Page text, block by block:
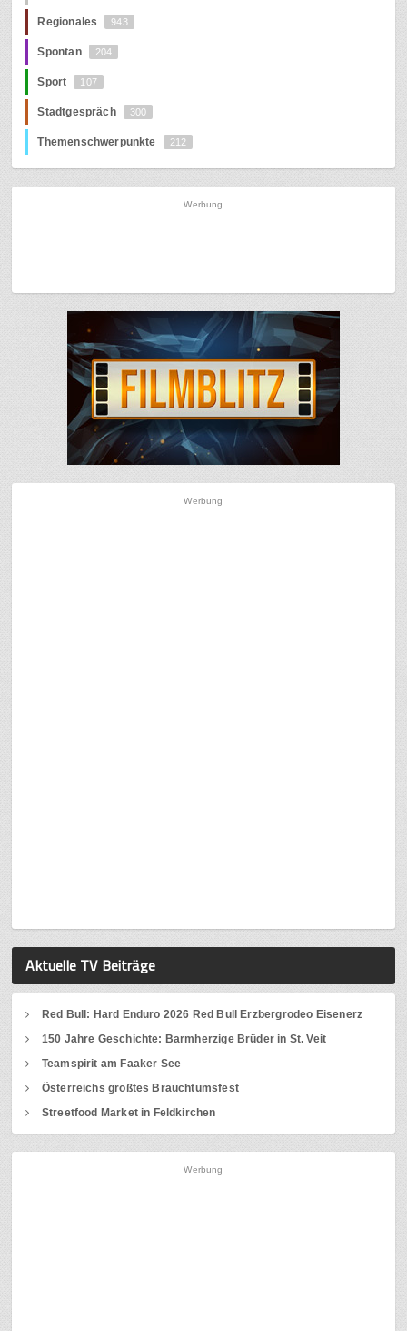
Regionales 943
Spontan 204
Sport 107
Stadtgespräch 300
Themenschwerpunkte 212
Werbung
Werbung
Aktuelle TV Beiträge
Red Bull: Hard Enduro 2026 Red Bull Erzbergrodeo Eisenerz
150 Jahre Geschichte: Barmherzige Brüder in St. Veit
Teamspirit am Faaker See
Österreichs größtes Brauchtumsfest
Streetfood Market in Feldkirchen
Werbung